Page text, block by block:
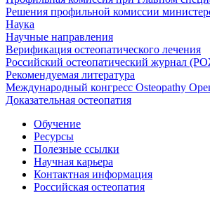
Решения профильной комиссии
Наука
Научные направления
Верификация остеопатического лечения
Российский остеопатический журнал
Рекомендуемая литература
Международный конгресс Osteopathy
Доказательная остеопатия
Обучение
Ресурсы
Полезные ссылки
Научная карьера
Контактная информация
Российская остеопатия